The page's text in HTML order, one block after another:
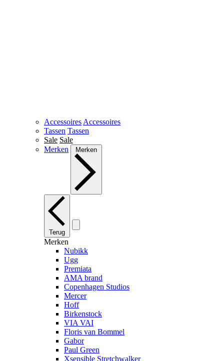
Accessoires Accessoires
Tassen Tassen
Sale Sale
Merken
Merken
Terug
Merken
Nubikk
Ugg
Premiata
AMA brand
Copenhagen Studios
Mercer
Hoff
Birkenstock
VIA VAI
Floris van Bommel
Gabor
Paul Green
Xsensible Stretchwalker